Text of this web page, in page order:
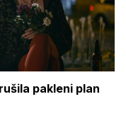
pakleni plan